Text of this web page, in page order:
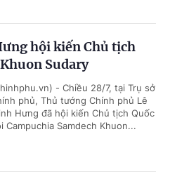
hội kiến Chủ tịch
Sudary
- Chiều 28/7, tại Trụ sở
phủ, Thủ tướng Chính phủ Lê
Hưng đã hội kiến Chủ tịch Quốc
Campuchia Samdech Khuon...